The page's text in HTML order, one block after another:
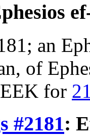
an
of
for
#2181: